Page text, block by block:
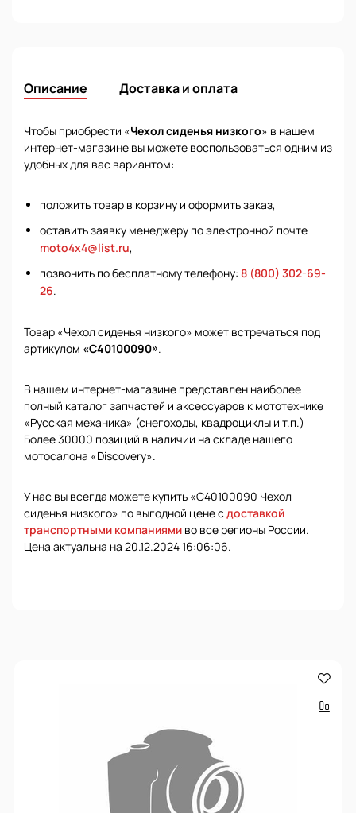
Описание Доставка и оплата
Чтобы приобрести «Чехол сиденья низкого» в нашем
интернет-магазине вы можете воспользоваться одним из
удобных для вас вариантом:
положить товар в корзину и оформить заказ,
оставить заявку менеджеру по электронной почте
moto4x4@list.ru,
позвонить по бесплатному телефону: 8 (800) 302-69-
26.
Товар «Чехол сиденья низкого» может встречаться под
артикулом «С40100090».
В нашем интернет-магазине представлен наиболее
полный каталог запчастей и аксессуаров к мототехнике
«Русская механика» (снегоходы, квадроциклы и т.п.)
Более 30000 позиций в наличии на складе нашего
мотосалона «Discovery».
У нас вы всегда можете купить «С40100090 Чехол
сиденья низкого» по выгодной цене с доставкой
транспортными компаниями во все регионы России.
Цена актуальна на 20.12.2024 16:06:06.